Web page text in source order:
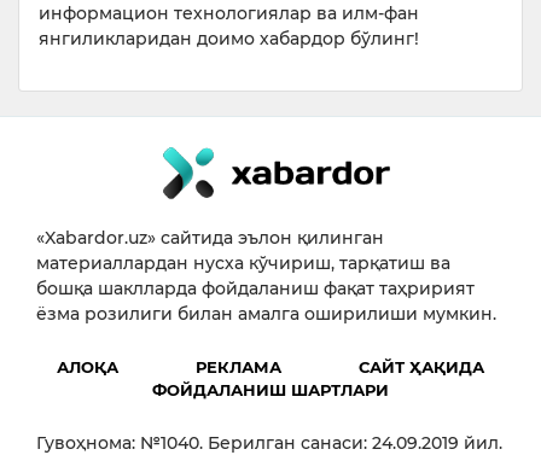
информацион технологиялар ва илм-фан
янгиликларидан доимо хабардор бўлинг!
«Xabardor.uz» сайтида эълон қилинган
материаллардан нусха кўчириш, тарқатиш ва
бошқа шаклларда фойдаланиш фақат таҳририят
ёзма розилиги билан амалга оширилиши мумкин.
АЛОҚА РЕКЛАМА
САЙТ ҲАҚИДА
ФОЙДАЛАНИШ ШАРТЛАРИ
Гувоҳнома: №1040. Берилган санаси: 24.09.2019 йил.